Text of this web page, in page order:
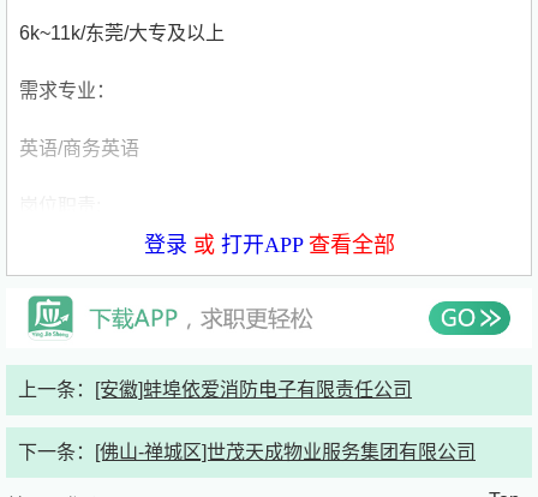
6k~11k/东莞/大专及以上
需求专业：
英语/商务英语
2.公司订单项目的跟进和管理。
3.客户来访接待和陪同。
登录 或 打开APP查看全部
上一条： [安徽]蚌埠依爱消防电子有限责任公司
下一条： [佛山-禅城区]世茂天成物业服务集团有限公司